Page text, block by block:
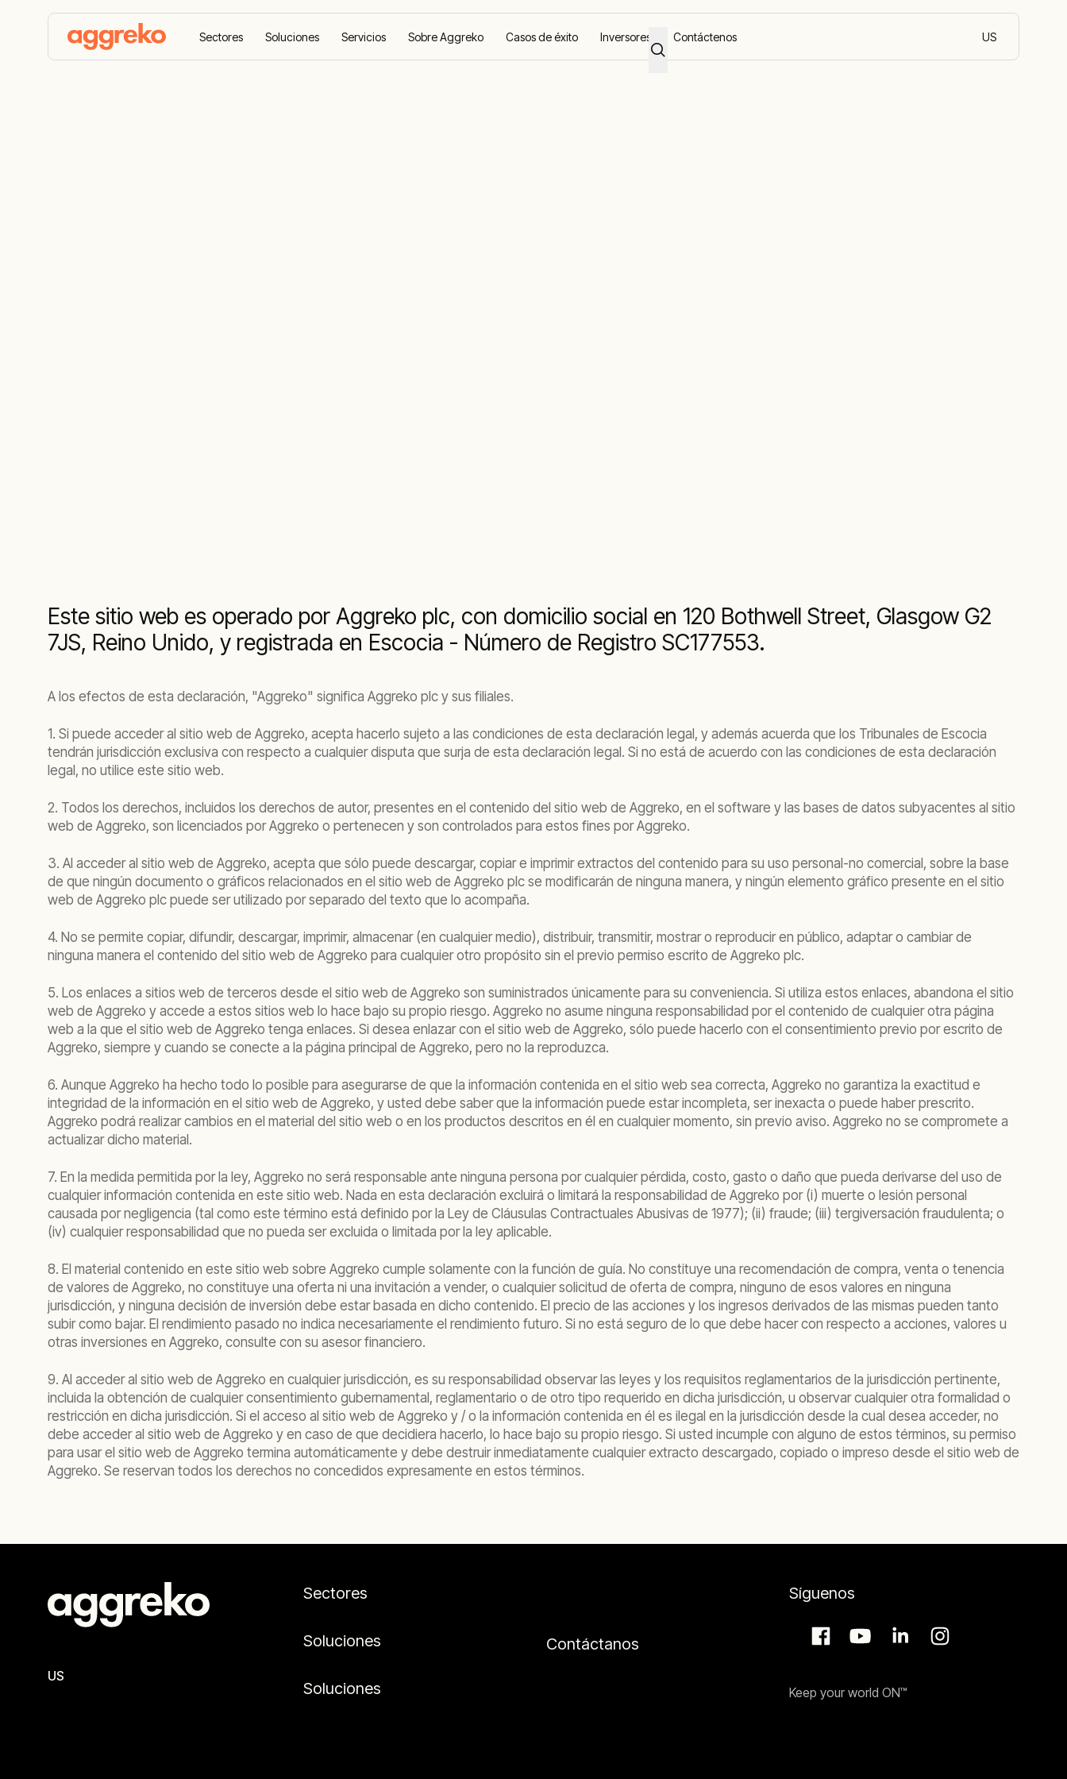
Sectores Soluciones Servicios Sobre Aggreko Casos de éxito Inversores Contáctenos US
español de
Este sitio web es operado por Aggreko plc, con domicilio social en 120 Bothwell Street, Glasgow G2
7JS, Reino Unido, y registrada en Escocia - Número de Registro SC177553.
A los efectos de esta declaración, "Aggreko" significa Aggreko plc y sus filiales.
1. Si puede acceder al sitio web de Aggreko, acepta hacerlo sujeto a las condiciones de esta declaración legal, y además acuerda que los Tribunales de Escocia
tendrán jurisdicción exclusiva con respecto a cualquier disputa que surja de esta declaración legal. Si no está de acuerdo con las condiciones de esta declaración
legal, no utilice este sitio web.
2. Todos los derechos, incluidos los derechos de autor, presentes en el contenido del sitio web de Aggreko, en el software y las bases de datos subyacentes al sitio
web de Aggreko, son licenciados por Aggreko o pertenecen y son controlados para estos fines por Aggreko.
3. Al acceder al sitio web de Aggreko, acepta que sólo puede descargar, copiar e imprimir extractos del contenido para su uso personal-no comercial, sobre la base
de que ningún documento o gráficos relacionados en el sitio web de Aggreko plc se modificarán de ninguna manera, y ningún elemento gráfico presente en el sitio
web de Aggreko plc puede ser utilizado por separado del texto que lo acompaña.
4. No se permite copiar, difundir, descargar, imprimir, almacenar (en cualquier medio), distribuir, transmitir, mostrar o reproducir en público, adaptar o cambiar de
ninguna manera el contenido del sitio web de Aggreko para cualquier otro propósito sin el previo permiso escrito de Aggreko plc.
5. Los enlaces a sitios web de terceros desde el sitio web de Aggreko son suministrados únicamente para su conveniencia. Si utiliza estos enlaces, abandona el sitio
web de Aggreko y accede a estos sitios web lo hace bajo su propio riesgo. Aggreko no asume ninguna responsabilidad por el contenido de cualquier otra página
web a la que el sitio web de Aggreko tenga enlaces. Si desea enlazar con el sitio web de Aggreko, sólo puede hacerlo con el consentimiento previo por escrito de
Aggreko, siempre y cuando se conecte a la página principal de Aggreko, pero no la reproduzca.
6. Aunque Aggreko ha hecho todo lo posible para asegurarse de que la información contenida en el sitio web sea correcta, Aggreko no garantiza la exactitud e
integridad de la información en el sitio web de Aggreko, y usted debe saber que la información puede estar incompleta, ser inexacta o puede haber prescrito.
Aggreko podrá realizar cambios en el material del sitio web o en los productos descritos en él en cualquier momento, sin previo aviso. Aggreko no se compromete a
actualizar dicho material.
7. En la medida permitida por la ley, Aggreko no será responsable ante ninguna persona por cualquier pérdida, costo, gasto o daño que pueda derivarse del uso de
cualquier información contenida en este sitio web. Nada en esta declaración excluirá o limitará la responsabilidad de Aggreko por (i) muerte o lesión personal
causada por negligencia (tal como este término está definido por la Ley de Cláusulas Contractuales Abusivas de 1977); (ii) fraude; (iii) tergiversación fraudulenta; o
(iv) cualquier responsabilidad que no pueda ser excluida o limitada por la ley aplicable.
8. El material contenido en este sitio web sobre Aggreko cumple solamente con la función de guía. No constituye una recomendación de compra, venta o tenencia
de valores de Aggreko, no constituye una oferta ni una invitación a vender, o cualquier solicitud de oferta de compra, ninguno de esos valores en ninguna
jurisdicción, y ninguna decisión de inversión debe estar basada en dicho contenido. El precio de las acciones y los ingresos derivados de las mismas pueden tanto
subir como bajar. El rendimiento pasado no indica necesariamente el rendimiento futuro. Si no está seguro de lo que debe hacer con respecto a acciones, valores u
otras inversiones en Aggreko, consulte con su asesor financiero.
9. Al acceder al sitio web de Aggreko en cualquier jurisdicción, es su responsabilidad observar las leyes y los requisitos reglamentarios de la jurisdicción pertinente,
incluida la obtención de cualquier consentimiento gubernamental, reglamentario o de otro tipo requerido en dicha jurisdicción, u observar cualquier otra formalidad o
restricción en dicha jurisdicción. Si el acceso al sitio web de Aggreko y / o la información contenida en él es ilegal en la jurisdicción desde la cual desea acceder, no
debe acceder al sitio web de Aggreko y en caso de que decidiera hacerlo, lo hace bajo su propio riesgo. Si usted incumple con alguno de estos términos, su permiso
para usar el sitio web de Aggreko termina automáticamente y debe destruir inmediatamente cualquier extracto descargado, copiado o impreso desde el sitio web de
Aggreko. Se reservan todos los derechos no concedidos expresamente en estos términos.
US
Sectores
Soluciones
Soluciones
Contáctanos
Síguenos
Keep your world ON™